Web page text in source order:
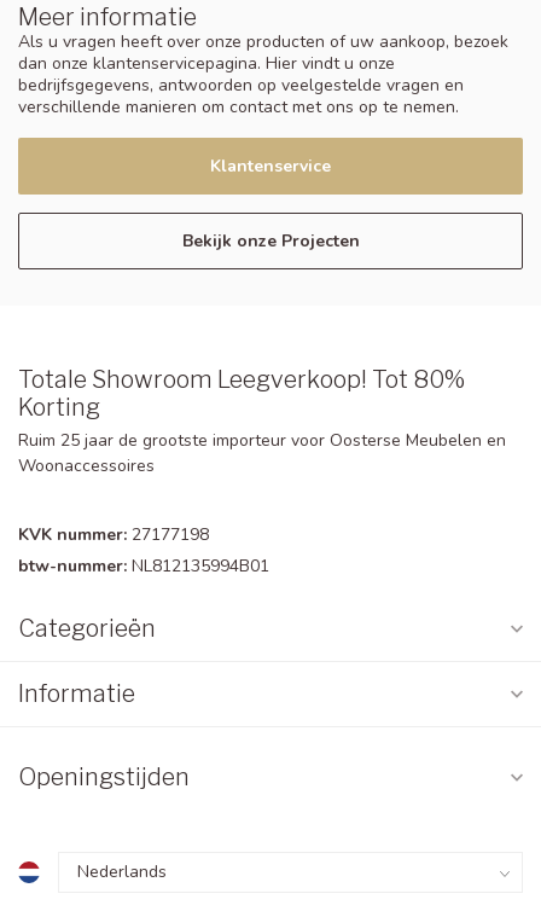
Meer informatie
Als u vragen heeft over onze producten of uw aankoop, bezoek
dan onze klantenservicepagina. Hier vindt u onze
bedrijfsgegevens, antwoorden op veelgestelde vragen en
verschillende manieren om contact met ons op te nemen.
Klantenservice
Bekijk onze Projecten
Totale Showroom Leegverkoop! Tot 80%
Korting
Ruim 25 jaar de grootste importeur voor Oosterse Meubelen en
Woonaccessoires
KVK nummer: 27177198
btw-nummer: NL812135994B01
Categorieën
Informatie
Openingstijden